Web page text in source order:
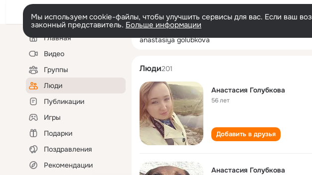
Мы используем cookie-файлы, чтобы улучшить сервисы для вас. Если ваш
законный представитель. Больше информации
Левая
колонкаГлавная
Видео
Группы
Люди
Публикации
Игры
Подарки
Поздравления
Рекомендации
anastasiya golubkova
Люди201
Анастасия Голубкова
56 лет
Добавить в друзья
Анастасия Голубкова